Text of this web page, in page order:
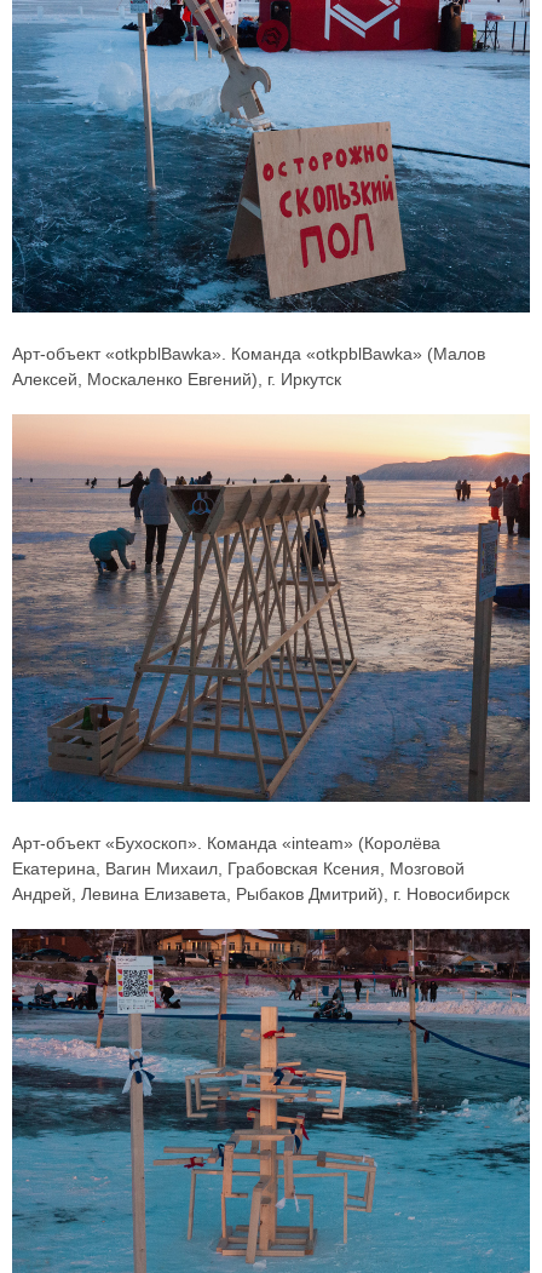
Арт-объект «otkpblBawka». Команда «otkpblBawka» (Малов
Алексей, Москаленко Евгений), г. Иркутск
Арт-объект «Бухоскоп». Команда «inteam» (Королёва
Екатерина, Вагин Михаил, Грабовская Ксения, Мозговой
Андрей, Левина Елизавета, Рыбаков Дмитрий), г. Новосибирск